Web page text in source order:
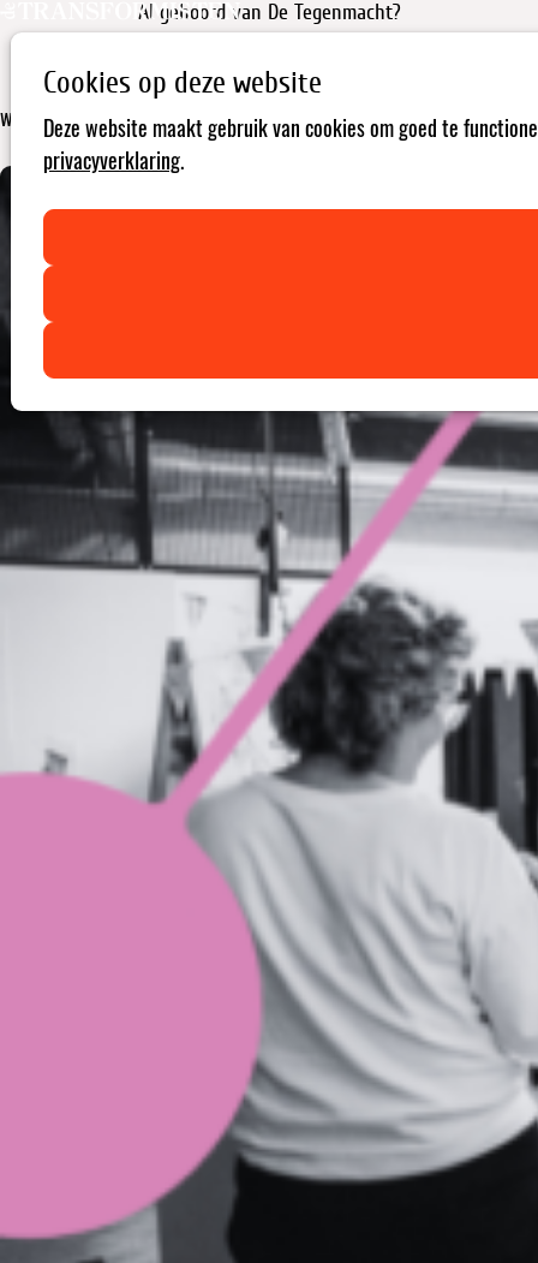
Cookies op deze website
Deze website maakt gebruik van cookies om goed te
privacyverklaring.
Al gehoord van De Tegenmacht?
Tegenmacht verdedigt de ruimte voor kritische stemmen. Lees
waarom De Transformisten deze campagne steunt en hoe jij dat ook